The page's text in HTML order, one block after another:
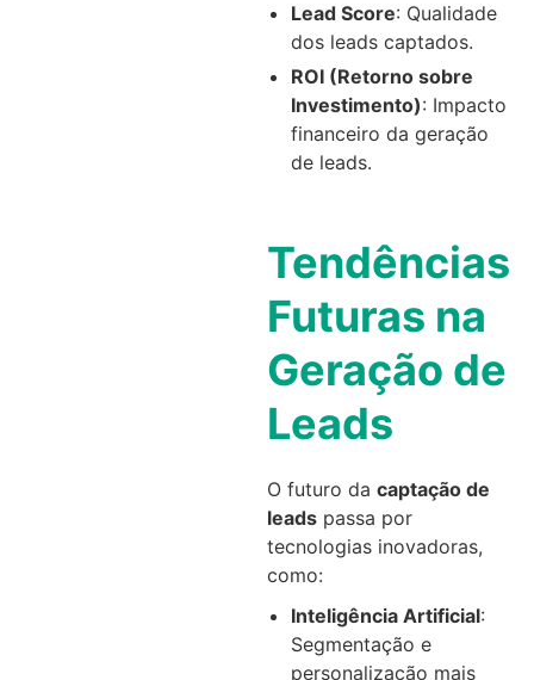
Lead Score: Qualidade
dos leads captados.
ROI (Retorno sobre
Investimento): Impacto
financeiro da geração
de leads.
Tendências
Futuras na
Geração de
Leads
O futuro da captação de
leads passa por
tecnologias inovadoras,
como:
Inteligência Artificial:
Segmentação e
personalização mais